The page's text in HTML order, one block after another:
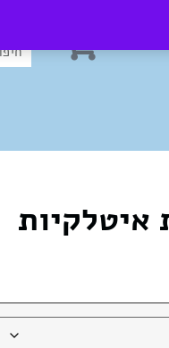
איטלקיות